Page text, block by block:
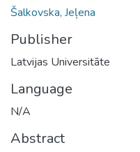
Šalkovska, Jeļena
Publisher
Latvijas Universitāte
Language
N/A
Abstract